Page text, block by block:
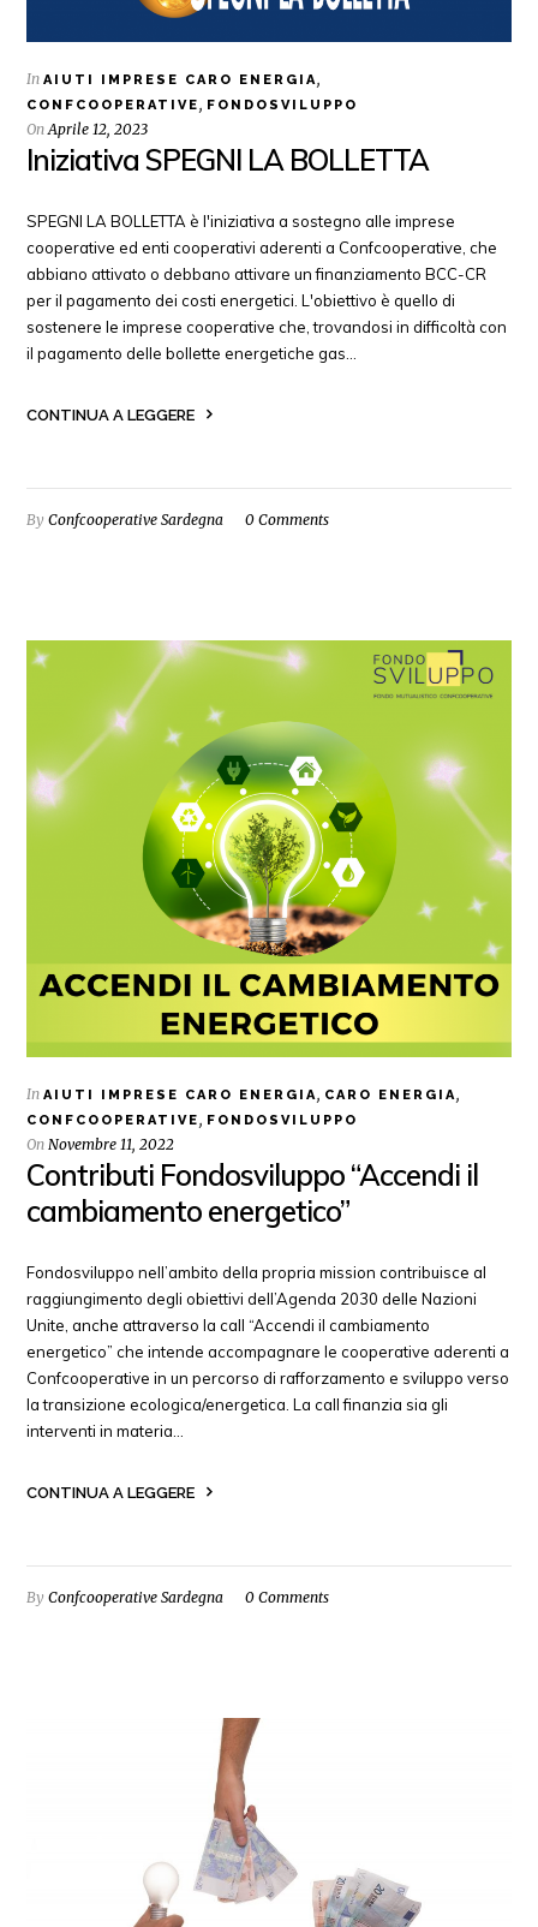
InAIUTI IMPRESE CARO ENERGIA,
CONFCOOPERATIVE, FONDOSVILUPPO
OnAprile 12, 2023
Iniziativa SPEGNI LA BOLLETTA
SPEGNI LA BOLLETTA è l'iniziativa a sostegno alle imprese
cooperative ed enti cooperativi aderenti a Confcooperative, che
abbiano attivato o debbano attivare un finanziamento BCC-CR
per il pagamento dei costi energetici. L'obiettivo è quello di
sostenere le imprese cooperative che, trovandosi in difficoltà con
il pagamento delle bollette energetiche gas…
CONTINUA A LEGGERE
ByConfcooperative Sardegna 0 Comments
InAIUTI IMPRESE CARO ENERGIA, CARO ENERGIA,
CONFCOOPERATIVE, FONDOSVILUPPO
On Novembre 11, 2022
Contributi Fondosviluppo “Accendi il
cambiamento energetico”
Fondosviluppo nell’ambito della propria mission contribuisce al
raggiungimento degli obiettivi dell’Agenda 2030 delle Nazioni
Unite, anche attraverso la call “Accendi il cambiamento
energetico” che intende accompagnare le cooperative aderenti a
Confcooperative in un percorso di rafforzamento e sviluppo verso
la transizione ecologica/energetica. La call finanzia sia gli
interventi in materia…
CONTINUA A LEGGERE
ByConfcooperative Sardegna 0 Comments